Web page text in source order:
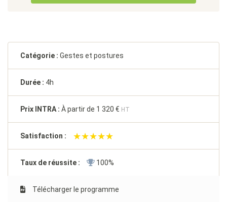
Catégorie : Gestes et postures
Durée : 4h
Prix INTRA : À partir de 1 320 € HT
Satisfaction : ★★★★★
★★★★★
Taux de réussite : 100%
Télécharger le programme